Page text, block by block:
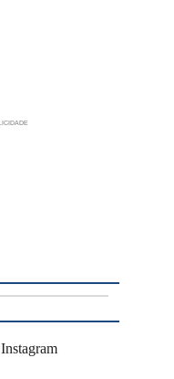
Instagram